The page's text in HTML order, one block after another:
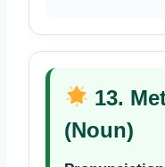
13.
(Noun)